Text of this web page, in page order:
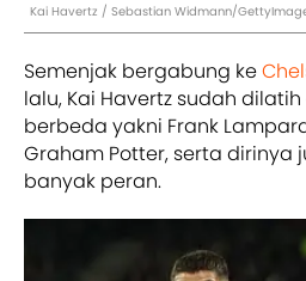
Kai Havertz / Sebastian Widmann/
Semenjak bergabung ke
lalu, Kai Havertz sudah
berbeda yakni Frank
Graham Potter, serta dirinya
banyak peran.